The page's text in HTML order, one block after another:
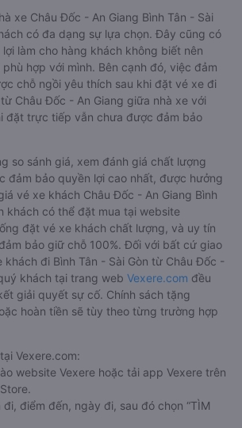
xe Châu Đốc - An Giang Bình Tân - Sài
có đa dạng sự lựa chọn. Đây cũng có
làm cho hàng khách không biết nên
hợp với mình. Bên cạnh đó, việc đảm
chỗ ngồi yêu thích sau khi đặt vé xe đi
từ Châu Đốc - An Giang giữa nhà xe với
đặt trực tiếp vẫn chưa được đảm bảo
so sánh giá, xem đánh giá chất lượng
đảm bảo quyền lợi cao nhất, được hưởng
vé xe khách Châu Đốc - An Giang Bình
khách có thể đặt mua tại website
đặt vé xe khách chất lượng, và uy tín
bảo giữ chỗ 100%. Đối với bất cứ giao
đi Bình Tân - Sài Gòn từ Châu Đốc -
khách tại trang web Vexere.com đều
giải quyết sự cố. Chính sách tặng
hoàn tiền sẽ tùy theo từng trường hợp
Vexere.com:
website Vexere hoặc tải app Vexere trên
điểm đến, ngày đi, sau đó chọn “TÌM